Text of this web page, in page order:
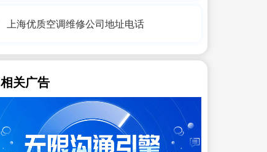
上海优质空调维修公司地址电话
相关广告